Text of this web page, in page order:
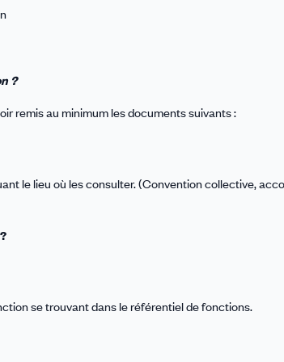
?
remis au minimum les documents suivants :
le lieu où les consulter. (Convention collective,
se trouvant dans le référentiel de fonctions.